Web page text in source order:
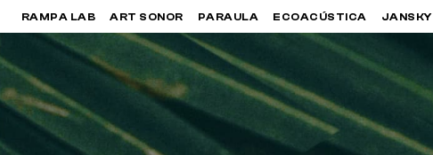
RAMPA LAB ART SONOR PARAULA ECOACÚSTICA JANSKY